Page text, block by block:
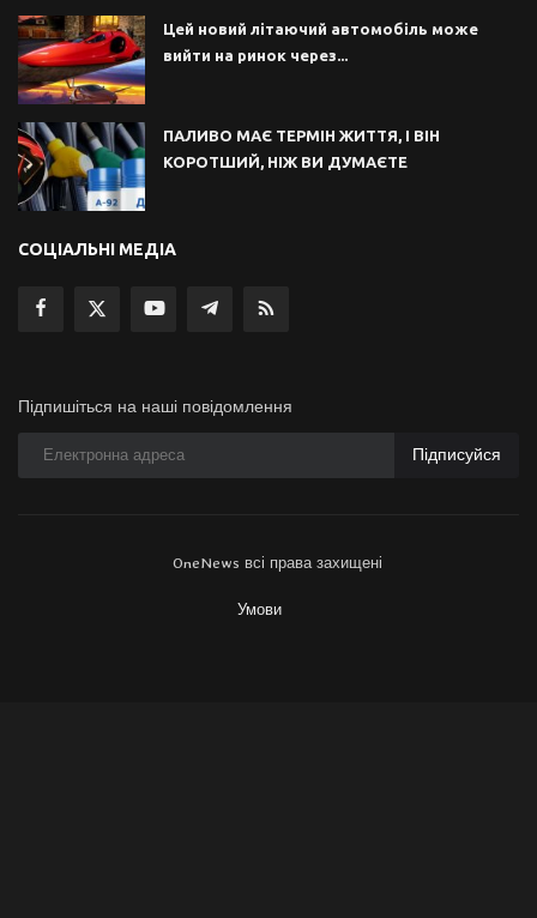
Цей новий літаючий автомобіль може
вийти на ринок через...
ПАЛИВО МАЄ ТЕРМІН ЖИТТЯ, І ВІН
КОРОТШИЙ, НІЖ ВИ ДУМАЄТЕ
СОЦІАЛЬНІ МЕДІА
Підпишіться на наші повідомлення
Підписуйся
OneNews всі права захищені
Умови